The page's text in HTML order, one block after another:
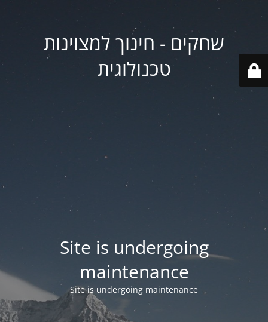
שחקים - חינוך למצוינות
טכנולוגית
Site is undergoing
maintenance
Site is undergoing maintenance